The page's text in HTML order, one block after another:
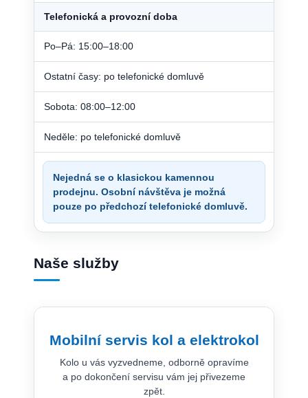
Telefonická a provozní doba
Po–Pá: 15:00–18:00
Ostatní časy: po telefonické domluvě
Sobota: 08:00–12:00
Neděle: po telefonické domluvě
Nejedná se o klasickou kamennou
prodejnu. Osobní návštěva je možná
pouze po předchozí telefonické domluvě.
Naše služby
Mobilní servis kol a elektrokol
Kolo u vás vyzvedneme, odborně opravíme
a po dokončení servisu vám jej přivezeme
zpět.